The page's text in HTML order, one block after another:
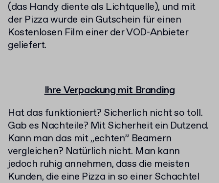
(das Handy diente als Lichtquelle), und mit
der Pizza wurde ein Gutschein für einen
Kostenlosen Film einer der VOD-Anbieter
geliefert.
Ihre Verpackung mit Branding
Hat das funktioniert? Sicherlich nicht so toll.
Gab es Nachteile? Mit Sicherheit ein Dutzend.
Kann man das mit „echten” Beamern
vergleichen? Natürlich nicht. Man kann
jedoch ruhig annehmen, dass die meisten
Kunden, die eine Pizza in so einer Schachtel